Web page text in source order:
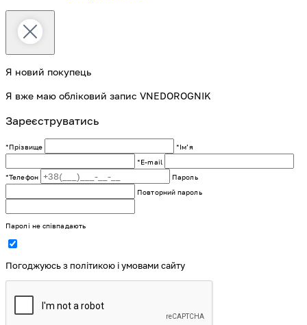
Я новий покупець
Я вже маю обліковий запис VNEDOROGNIK
Зареєструватись
*Прізвище
*Імʼя
*E-mail
*Телефон
Пароль
Повторний пароль
Паролі не співпадають
Погоджуюсь з політикою і умовами сайту